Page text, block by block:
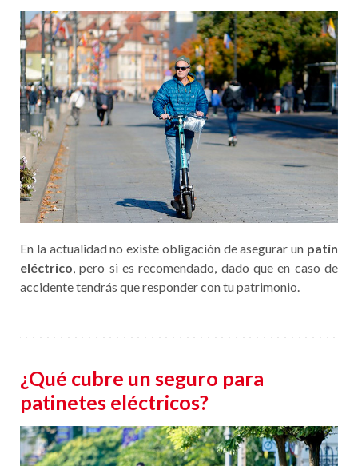
En la actualidad no existe obligación de asegurar un patín
eléctrico, pero si es recomendado, dado que en caso de
accidente tendrás que responder con tu patrimonio.
¿Qué cubre un seguro para
patinetes eléctricos?